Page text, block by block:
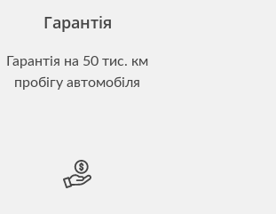
Гарантія
Гарантія на 50 тис. км
пробігу автомобіля